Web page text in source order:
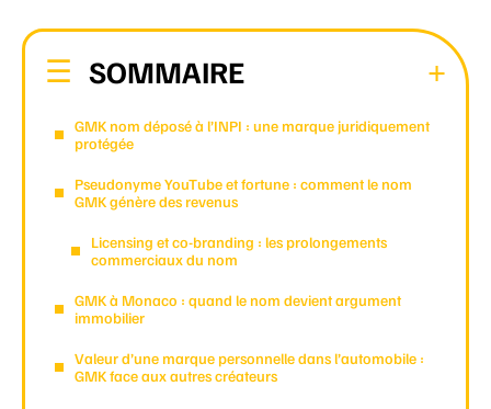
SOMMAIRE
GMK nom déposé à l’INPI : une marque juridiquement
protégée
Pseudonyme YouTube et fortune : comment le nom
GMK génère des revenus
Licensing et co-branding : les prolongements
commerciaux du nom
GMK à Monaco : quand le nom devient argument
immobilier
Valeur d’une marque personnelle dans l’automobile :
GMK face aux autres créateurs